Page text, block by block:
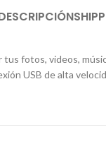
fotos, videos,
USB de alta